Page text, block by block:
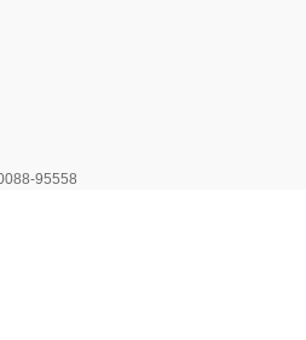
95558